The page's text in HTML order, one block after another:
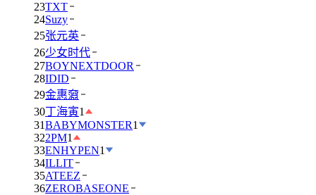
23TXT
24Suzy
25张元英
26少女时代
27BOYNEXTDOOR
28IDID
29金惠奫
30丁海寅1
31BABYMONSTER1
322PM1
33ENHYPEN1
34ILLIT
35ATEEZ
36ZEROBASEONE